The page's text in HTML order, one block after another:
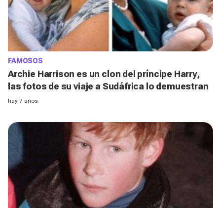
FAMOSOS
Archie Harrison es un clon del príncipe Harry,
las fotos de su viaje a Sudáfrica lo demuestran
hay 7 años